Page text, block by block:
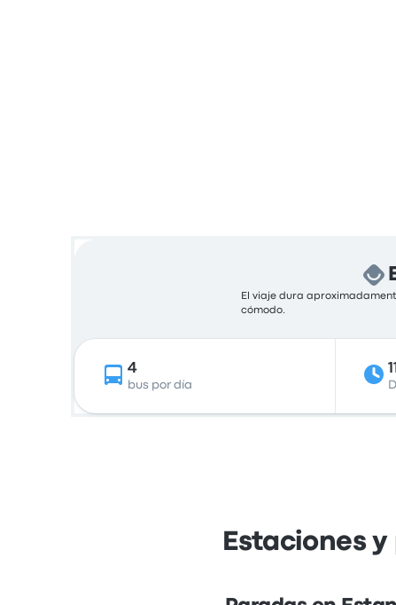
El viaje dura
cómodo.
4
bus por día
Estaciones